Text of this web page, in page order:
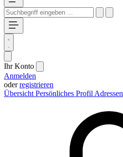
Ihr Konto
Anmelden
oderregistrieren
Übersicht Persönliches Profil Adressen